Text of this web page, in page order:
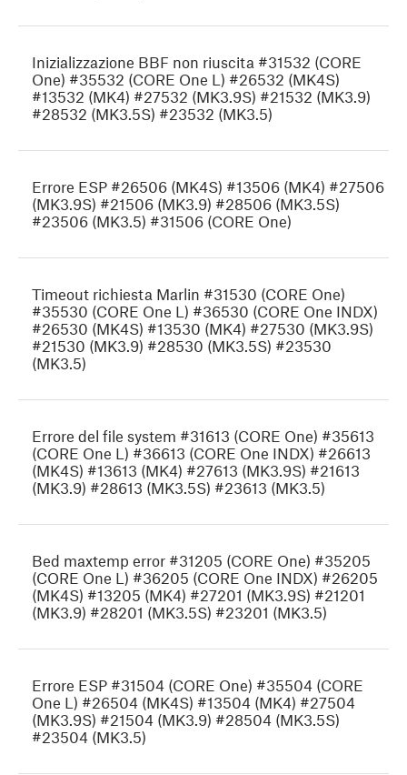
Inizializzazione BBF non riuscita #31532 (CORE
One) #35532 (CORE One L) #26532 (MK4S)
#13532 (MK4) #27532 (MK3.9S) #21532 (MK3.9)
#28532 (MK3.5S) #23532 (MK3.5)
Errore ESP #26506 (MK4S) #13506 (MK4) #27506
(MK3.9S) #21506 (MK3.9) #28506 (MK3.5S)
#23506 (MK3.5) #31506 (CORE One)
Timeout richiesta Marlin #31530 (CORE One)
#35530 (CORE One L) #36530 (CORE One INDX)
#26530 (MK4S) #13530 (MK4) #27530 (MK3.9S)
#21530 (MK3.9) #28530 (MK3.5S) #23530
(MK3.5)
Errore del file system #31613 (CORE One) #35613
(CORE One L) #36613 (CORE One INDX) #26613
(MK4S) #13613 (MK4) #27613 (MK3.9S) #21613
(MK3.9) #28613 (MK3.5S) #23613 (MK3.5)
Bed maxtemp error #31205 (CORE One) #35205
(CORE One L) #36205 (CORE One INDX) #26205
(MK4S) #13205 (MK4) #27201 (MK3.9S) #21201
(MK3.9) #28201 (MK3.5S) #23201 (MK3.5)
Errore ESP #31504 (CORE One) #35504 (CORE
One L) #26504 (MK4S) #13504 (MK4) #27504
(MK3.9S) #21504 (MK3.9) #28504 (MK3.5S)
#23504 (MK3.5)